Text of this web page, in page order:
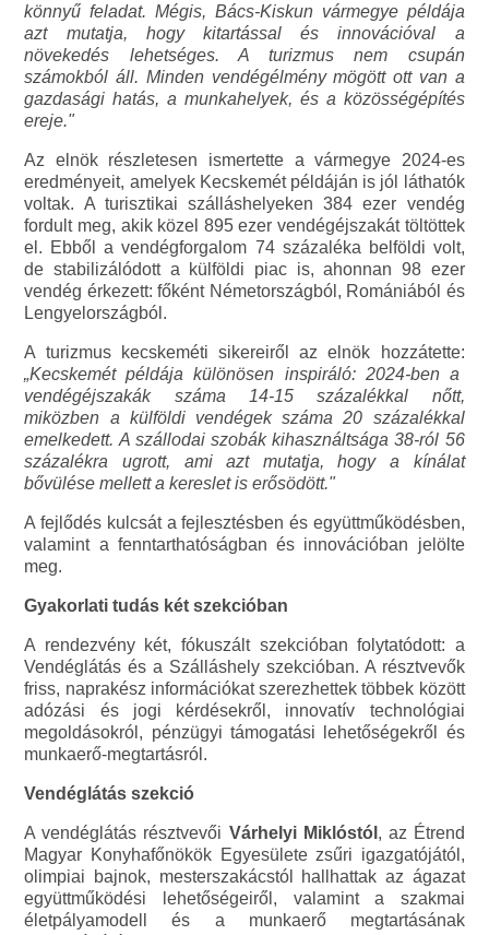
könnyű feladat. Mégis, Bács-Kiskun vármegye példája
azt mutatja, hogy kitartással és innovációval a
növekedés lehetséges. A turizmus nem csupán
számokból áll. Minden vendégélmény mögött ott van a
gazdasági hatás, a munkahelyek, és a közösségépítés
ereje."
Az elnök részletesen ismertette a vármegye 2024-es
eredményeit, amelyek Kecskemét példáján is jól láthatók
voltak. A turisztikai szálláshelyeken 384 ezer vendég
fordult meg, akik közel 895 ezer vendégéjszakát töltöttek
el. Ebből a vendégforgalom 74 százaléka belföldi volt,
de stabilizálódott a külföldi piac is, ahonnan 98 ezer
vendég érkezett: főként Németországból, Romániából és
Lengyelországból.
A turizmus kecskeméti sikereiről az elnök hozzátette:
„Kecskemét példája különösen inspiráló: 2024-ben a
vendégéjszakák száma 14-15 százalékkal nőtt,
miközben a külföldi vendégek száma 20 százalékkal
emelkedett. A szállodai szobák kihasználtsága 38-ról 56
százalékra ugrott, ami azt mutatja, hogy a kínálat
bővülése mellett a kereslet is erősödött."
A fejlődés kulcsát a fejlesztésben és együttműködésben,
valamint a fenntarthatóságban és innovációban jelölte
meg.
Gyakorlati tudás két szekcióban
A rendezvény két, fókuszált szekcióban folytatódott: a
Vendéglátás és a Szálláshely szekcióban. A résztvevők
friss, naprakész információkat szerezhettek többek között
adózási és jogi kérdésekről, innovatív technológiai
megoldásokról, pénzügyi támogatási lehetőségekről és
munkaerő-megtartásról.
Vendéglátás szekció
A vendéglátás résztvevői Várhelyi Miklóstól , az Étrend
Magyar Konyhafőnökök Egyesülete zsűri igazgatójától,
olimpiai bajnok, mesterszakácstól hallhattak az ágazat
együttműködési lehetőségeiről, valamint a szakmai
életpályamodell és a munkaerő megtartásának